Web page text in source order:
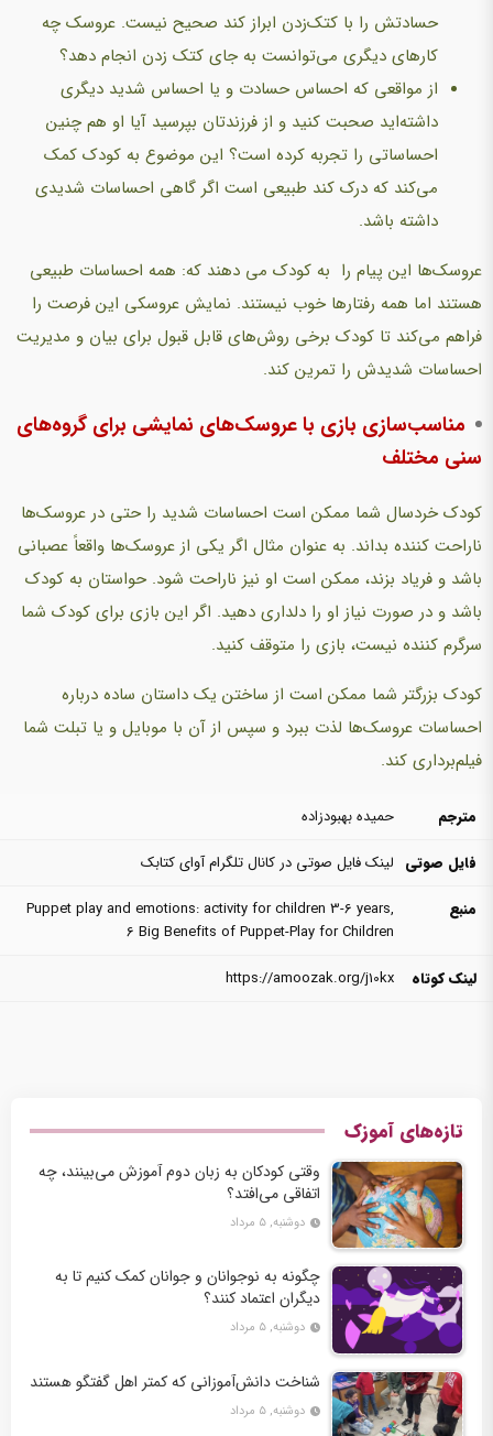
حسادتش را با کتک‌زدن ابراز کند صحیح نیست. عروسک چه
کارهای دیگری می‌توانست به جای کتک زدن انجام دهد؟
از مواقعی که احساس حسادت و یا احساس شدید دیگری
داشته‌اید صحبت کنید و از فرزندتان بپرسید آیا او هم چنین
احساساتی را تجربه کرده است؟ این موضوع به کودک کمک
می‌کند که درک کند طبیعی است اگر گاهی احساسات شدیدی
داشته باشد.
عروسک‌ها این پیام را به کودک می دهند که: همه احساسات طبیعی
هستند اما همه رفتارها خوب نیستند. نمایش عروسکی این فرصت را
فراهم می‌کند تا کودک برخی روش‌های قابل قبول برای بیان و مدیریت
احساسات شدیدش را تمرین کند.
مناسب‌سازی بازی با عروسک‌های نمایشی برای گروه‌های
سنی مختلف
کودک خردسال شما ممکن است احساسات شدید را حتی در عروسک‌ها
ناراحت کننده بداند. به عنوان مثال اگر یکی از عروسک‌ها واقعاً عصبانی
باشد و فریاد بزند، ممکن است او نیز ناراحت شود. حواستان به کودک
باشد و در صورت نیاز او را دلداری دهید. اگر این بازی برای کودک شما
سرگرم کننده نیست، بازی را متوقف کنید.
کودک بزرگتر شما ممکن است از ساختن یک داستان ساده درباره
احساسات عروسک‌ها لذت ببرد و سپس از آن با موبایل و یا تبلت شما
فیلم‌برداری کند.
مترجم
حمیده بهبودزاده
فایل صوتی لینک فایل صوتی در کانال تلگرام آوای کتابک
منبع
Puppet play and emotions: activity for children 3-6 years,
6 Big Benefits of Puppet-Play for Children
لینک کوتاه
https://amoozak.org/j10kx
تازه‌های آموزک
وقتی کودکان به زبان دوم آموزش می‌بینند، چه
اتفاقی می‌افتد؟
دوشنبه, ۵ مرداد
چگونه به نوجوانان و جوانان کمک کنیم تا به
دیگران اعتماد کنند؟
دوشنبه, ۵ مرداد
شناخت دانش‌آموزانی که کمتر اهل گفتگو هستند
دوشنبه, ۵ مرداد